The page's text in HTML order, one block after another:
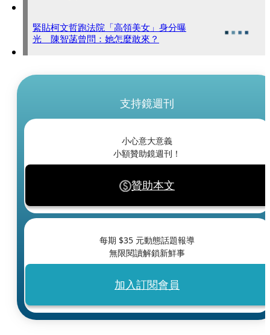
緊貼柯文哲跑法院「高領美女」身分曝
光 陳智菡曾問：她怎麼敢來？
支持鏡週刊
小心意大意義
小額贊助鏡週刊！
贊助本文
每期 $35 元動態話題報導
無限閱讀解鎖新鮮事
加入訂閱會員